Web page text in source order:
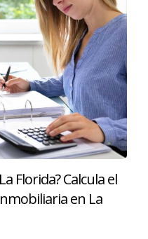
m² de propiedad
más que en
que en Nueva York (34
en París, Sídney,
que más
en junio
Florida? Calcula el
en La